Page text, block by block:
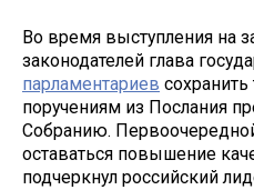
Во время выступления на
законодателей глава
парламентариев
поручениям из Послания
Собранию.
оставаться повышение
подчеркнул российский